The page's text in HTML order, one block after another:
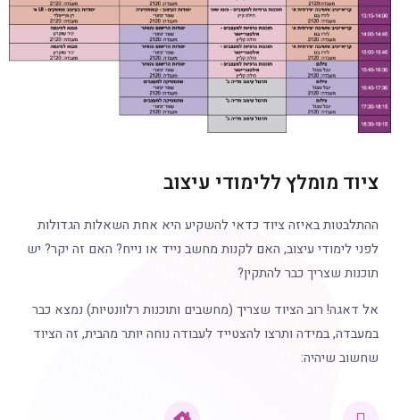
ציוד מומלץ ללימודי עיצוב
ההתלבטות באיזה ציוד כדאי להשקיע היא אחת השאלות הגדולות
לפני לימודי עיצוב, האם לקנות מחשב נייד או נייח? האם זה יקר? יש
תוכנות שצריך כבר להתקין?
אל דאגה! רוב הציוד שצריך (מחשבים ותוכנות רלוונטיות) נמצא כבר
במעבדה, במידה ותרצו להצטייד לעבודה נוחה יותר מהבית, זה הציוד
שחשוב שיהיה: